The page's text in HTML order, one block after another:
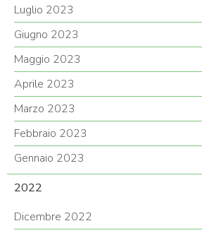
Luglio 2023
Giugno 2023
Maggio 2023
Aprile 2023
Marzo 2023
Febbraio 2023
Gennaio 2023
2022
Dicembre 2022